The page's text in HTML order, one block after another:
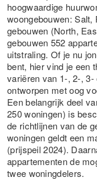
hoogwaardige
woongebouwen: Salt,
gebouwen (North,
gebouwen 552
uitstraling. Of je nu
bent, hier vind je een
variëren van 1-, 2-,
ontworpen met oog
Een belangrijk deel
250 woningen) is
de richtlijnen van de
woningen geldt een
(prijspeil 2024).
appartementen de
twee woningdelers.